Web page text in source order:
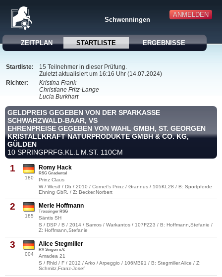
ANMELDEN
Schwenningen
ZEITPLAN STARTLISTE ERGEBNISSE
Startliste:
15 Teilnehmer in dieser Prüfung.
Zuletzt aktualisiert um 16:16 Uhr (14.07.2024)
Richter:
Kristina Frank
Christiane Fritz-Lange
Lucia Burkhart
GELDPREIS GEGEBEN VON DER SPARKASSE
SCHWARZWALD-BAAR, VS
EHRENPREISE GEGEBEN VON WAHL GMBH, ST. GEORGEN
KRISTALLKRAFT NATURPRODUKTE GMBH & CO. KG,
GÜLDEN
10 SPRINGPRFG.KL.L M.ST. 110CM
1
180
Romy Hack
RSG Gnadental
Prinz Claus
W / Westf / Db / 2010 / Cornet's Prinz / Grannus / 105KL28 / B: Sportpferde
Ehning GbR, / Z: Becker,Norbert
2
185
Merle Hoffmann
Trossinger RSG
Säntis SH
S / DSP / B / 2014 / Samos / Warkantos / 107FZ23 / B: Hoffmann,Stefanie /
Z: Hoffmann,Stefanie
3
004
Alice Stegmiller
RV Singen e.V.
Amadea 21
S / Rhld / F / 2012 / Arko / Arpeggio / 106MB91 / B: Stegmiller,Alice / Z:
Schmitz,Franz-Josef